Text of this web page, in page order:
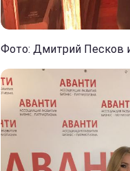
Фото: Дмитрий Песков